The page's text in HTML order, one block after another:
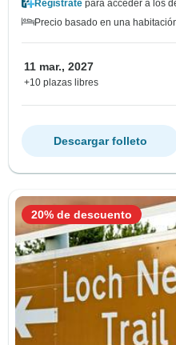
Regístrate para acceder a los
Precio basado en una
11 mar., 2027
+10 plazas libres
Descargar folleto
20% de descuento